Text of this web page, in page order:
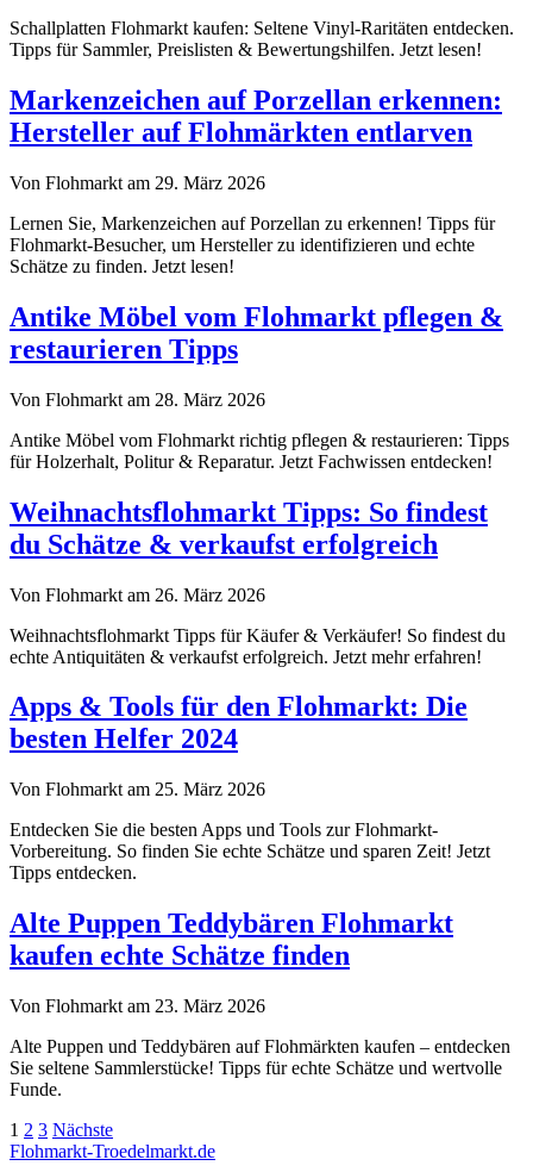
Schallplatten Flohmarkt kaufen: Seltene Vinyl-Raritäten entdecken.
Tipps für Sammler, Preislisten & Bewertungshilfen. Jetzt lesen!
Markenzeichen auf Porzellan erkennen:
Hersteller auf Flohmärkten entlarven
Von Flohmarkt am 29. März 2026
Lernen Sie, Markenzeichen auf Porzellan zu erkennen! Tipps für
Flohmarkt-Besucher, um Hersteller zu identifizieren und echte
Schätze zu finden. Jetzt lesen!
Antike Möbel vom Flohmarkt pflegen &
restaurieren Tipps
Von Flohmarkt am 28. März 2026
Antike Möbel vom Flohmarkt richtig pflegen & restaurieren: Tipps
für Holzerhalt, Politur & Reparatur. Jetzt Fachwissen entdecken!
Weihnachtsflohmarkt Tipps: So findest
du Schätze & verkaufst erfolgreich
Von Flohmarkt am 26. März 2026
Weihnachtsflohmarkt Tipps für Käufer & Verkäufer! So findest du
echte Antiquitäten & verkaufst erfolgreich. Jetzt mehr erfahren!
Apps & Tools für den Flohmarkt: Die
besten Helfer 2024
Von Flohmarkt am 25. März 2026
Entdecken Sie die besten Apps und Tools zur Flohmarkt-
Vorbereitung. So finden Sie echte Schätze und sparen Zeit! Jetzt
Tipps entdecken.
Alte Puppen Teddybären Flohmarkt
kaufen echte Schätze finden
Von Flohmarkt am 23. März 2026
Alte Puppen und Teddybären auf Flohmärkten kaufen – entdecken
Sie seltene Sammlerstücke! Tipps für echte Schätze und wertvolle
Funde.
Seitennummerierung
1 2 3 Nächste
Flohmarkt-Troedelmarkt.de